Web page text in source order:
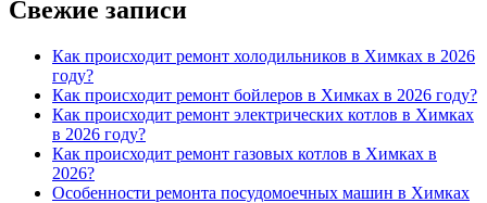
Свежие записи
Как происходит ремонт холодильников в Химках в 2026
году?
Как происходит ремонт бойлеров в Химках в 2026 году?
Как происходит ремонт электрических котлов в Химках
в 2026 году?
Как происходит ремонт газовых котлов в Химках в
2026?
Особенности ремонта посудомоечных машин в Химках